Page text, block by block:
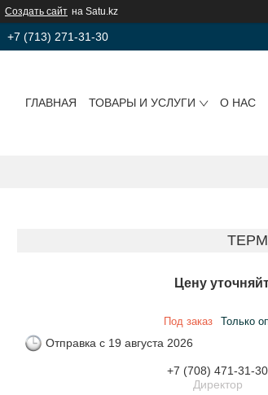
Создать сайт на Satu.kz
+7 (713) 271-31-30
ГЛАВНАЯ ТОВАРЫ И УСЛУГИ О НАС
Цену
Под заказ Только
Отправка с 19 августа 2026
+7 (708) 471-31-30
Директор